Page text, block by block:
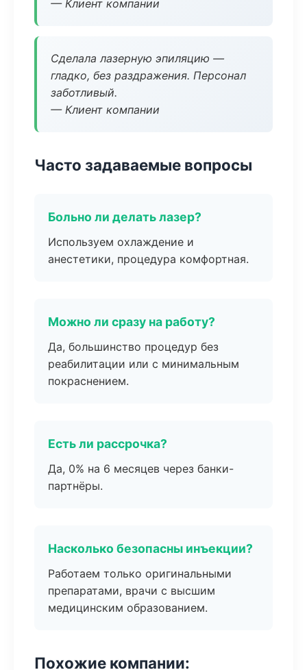
— Клиент компании
Сделала лазерную эпиляцию —
гладко, без раздражения. Персонал
заботливый.
— Клиент компании
Часто задаваемые вопросы
Больно ли делать лазер?
Используем охлаждение и
анестетики, процедура комфортная.
Можно ли сразу на работу?
Да, большинство процедур без
реабилитации или с минимальным
покраснением.
Есть ли рассрочка?
Да, 0% на 6 месяцев через банки-
партнёры.
Насколько безопасны инъекции?
Работаем только оригинальными
препаратами, врачи с высшим
медицинским образованием.
Похожие компании: